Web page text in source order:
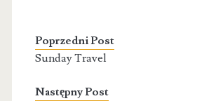
Poprzedni Post
Sunday Travel
Następny Post